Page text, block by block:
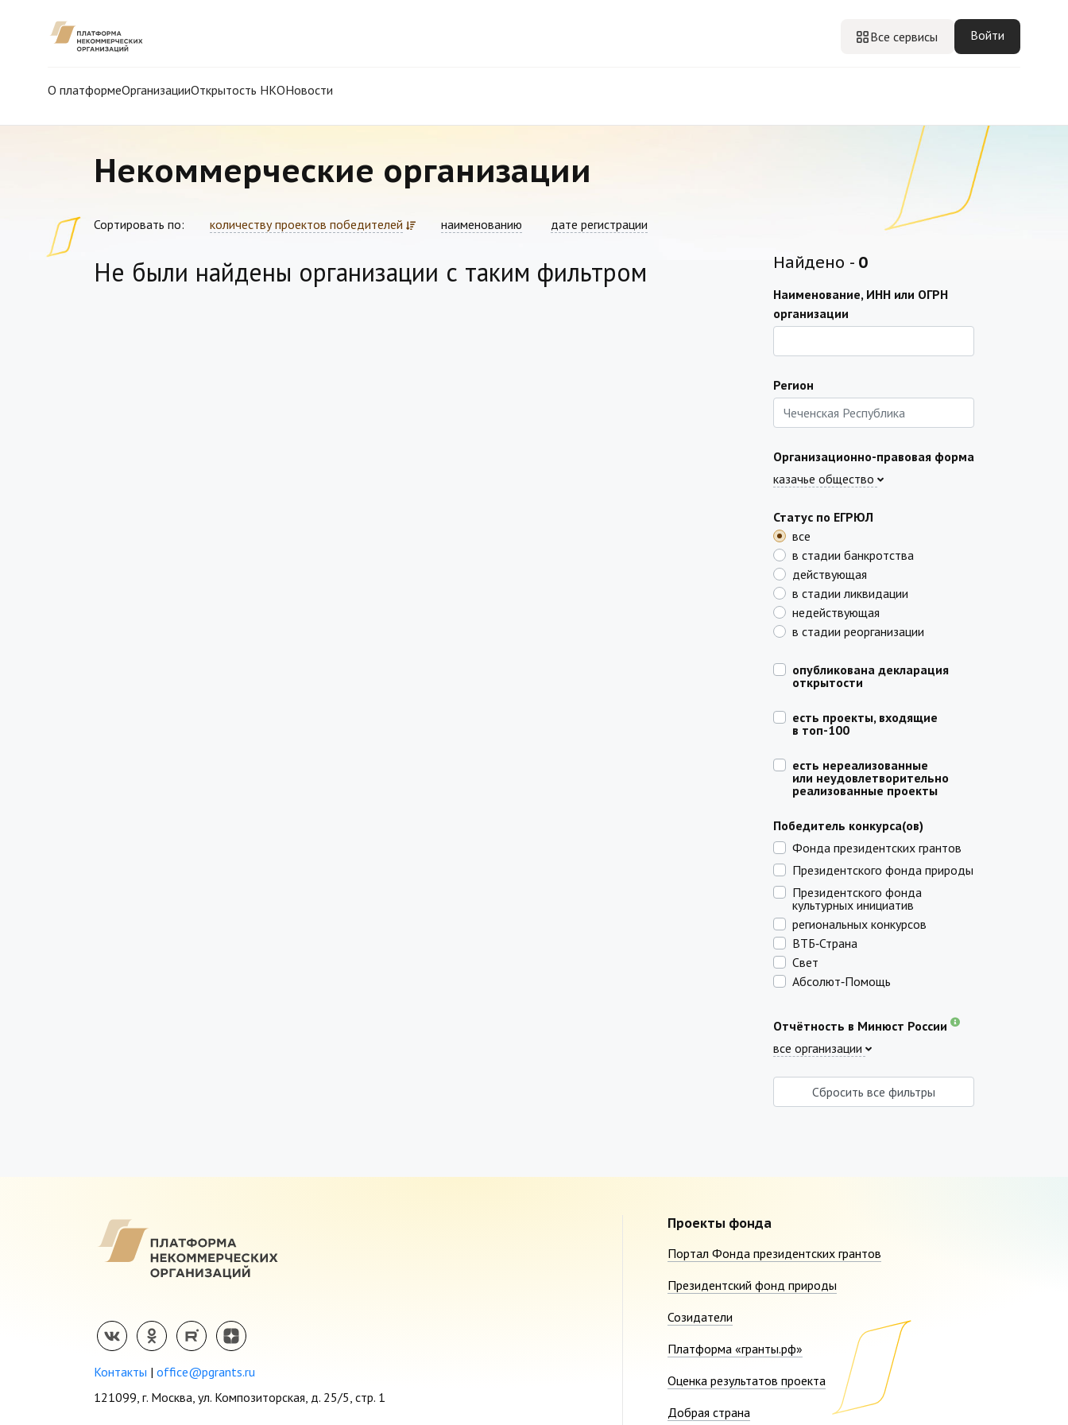
Все сервисы Войти
О платформеОрганизацииОткрытость НКОНовости
Некоммерческие организации
Сортировать по: количеству проектов победителей наименованию дате регистрации
Не были найдены организации с таким фильтром Найдено - 0
Наименование, ИНН или ОГРН
организации
Регион
Организационно-правовая форма
казачье общество
Статус по ЕГРЮЛ
все
в стадии банкротства
действующая
в стадии ликвидации
недействующая
в стадии реорганизации
опубликована декларация
открытости
есть проекты, входящие
в топ-100
есть нереализованные
или неудовлетворительно
реализованные проекты
Победитель конкурса(ов)
Фонда президентских грантов
Президентского фонда природы
Президентского фонда
культурных инициатив
региональных конкурсов
ВТБ‑Страна
Свет
Абсолют‑Помощь
Отчётность в Минюст России
все организации
Сбросить все фильтры
Контакты | office@pgrants.ru
121099, г. Москва, ул. Композиторская, д. 25/5, стр. 1
Проекты фонда
Портал Фонда президентских грантов
Президентский фонд природы
Созидатели
Платформа «гранты.рф»
Оценка результатов проекта
Добрая страна